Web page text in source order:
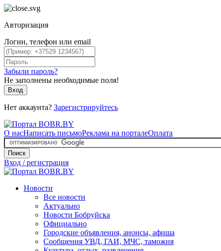
Авторизация
Логин, телефон или email
Забыли пароль?
Не заполнены необходимые поля!
Вход
Нет аккаунта? Зарегистрируйтесь
О насНаписать письмоРеклама на порталеОплата
Поиск
Вход / регистрация
Новости
Все новости
Актуально
Новости Бобруйска
Официально
Городские объявления, анонсы, афиша
Сообщения УВД, ГАИ, МЧС, таможня